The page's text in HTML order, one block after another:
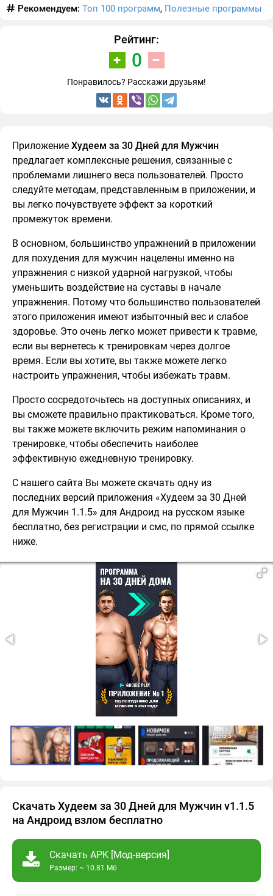
Рекомендуем: Топ 100 программ, Полезные программы
Рейтинг:
0
Понравилось? Расскажи друзьям!
Приложение Худеем за 30 Дней для Мужчин
предлагает комплексные решения, связанные с
проблемами лишнего веса пользователей. Просто
следуйте методам, представленным в приложении, и
вы легко почувствуете эффект за короткий
промежуток времени.
В основном, большинство упражнений в приложении
для похудения для мужчин нацелены именно на
упражнения с низкой ударной нагрузкой, чтобы
уменьшить воздействие на суставы в начале
упражнения. Потому что большинство пользователей
этого приложения имеют избыточный вес и слабое
здоровье. Это очень легко может привести к травме,
если вы вернетесь к тренировкам через долгое
время. Если вы хотите, вы также можете легко
настроить упражнения, чтобы избежать травм.
Просто сосредоточьтесь на доступных описаниях, и
вы сможете правильно практиковаться. Кроме того,
вы также можете включить режим напоминания о
тренировке, чтобы обеспечить наиболее
эффективную ежедневную тренировку.
С нашего сайта Вы можете скачать одну из
последних версий приложения «Худеем за 30 Дней
для Мужчин 1.1.5» для Андроид на русском языке
бесплатно, без регистрации и смс, по прямой ссылке
ниже.
Скачать Худеем за 30 Дней для Мужчин v1.1.5
на Андроид взлом бесплатно
Скачать APK [Мод-версия]
Размер: ~ 10.81 Мб